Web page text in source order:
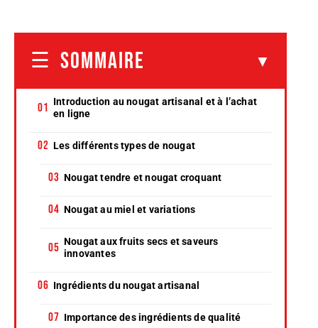
SOMMAIRE
Introduction au nougat artisanal et à l’achat
en ligne
Les différents types de nougat
Nougat tendre et nougat croquant
Nougat au miel et variations
Nougat aux fruits secs et saveurs
innovantes
Ingrédients du nougat artisanal
Importance des ingrédients de qualité